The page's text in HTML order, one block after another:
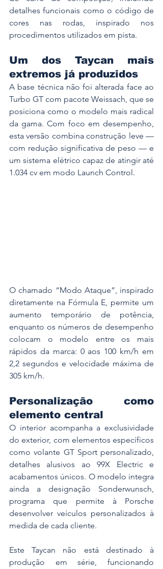
detalhes funcionais como o código de
cores nas rodas, inspirado nos
procedimentos utilizados em pista.
Um dos Taycan mais
extremos já produzidos
A base técnica não foi alterada face ao
Turbo GT com pacote Weissach, que se
posiciona como o modelo mais radical
da gama. Com foco em desempenho,
esta versão combina construção leve —
com redução significativa de peso — e
um sistema elétrico capaz de atingir até
1.034 cv em modo Launch Control.
O chamado “Modo Ataque”, inspirado
diretamente na Fórmula E, permite um
aumento temporário de potência,
enquanto os números de desempenho
colocam o modelo entre os mais
rápidos da marca: 0 aos 100 km/h em
2,2 segundos e velocidade máxima de
305 km/h.
Personalização como
elemento central
O interior acompanha a exclusividade
do exterior, com elementos específicos
como volante GT Sport personalizado,
detalhes alusivos ao 99X Electric e
acabamentos únicos. O modelo integra
ainda a designação Sonderwunsch,
programa que permite à Porsche
desenvolver veículos personalizados à
medida de cada cliente.
Este Taycan não está destinado à
produção em série, funcionando